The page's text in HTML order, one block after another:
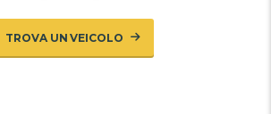
TROVA UN VEICOLO